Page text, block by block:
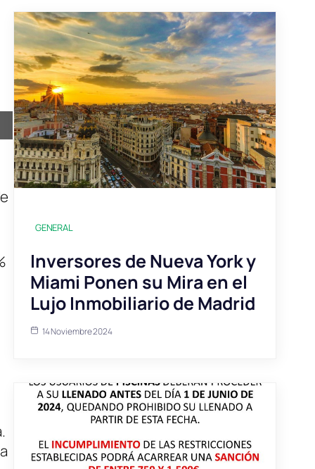
GENERAL
Inversores de Nueva York y
Miami Ponen su Mira en el
Lujo Inmobiliario de Madrid
14 Noviembre 2024